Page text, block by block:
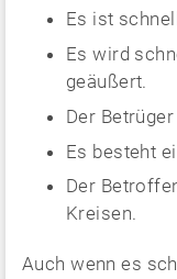
Es ist
Es wird
geäußert.
Der
Es besteht
Der
Kreisen.
Auch wenn es